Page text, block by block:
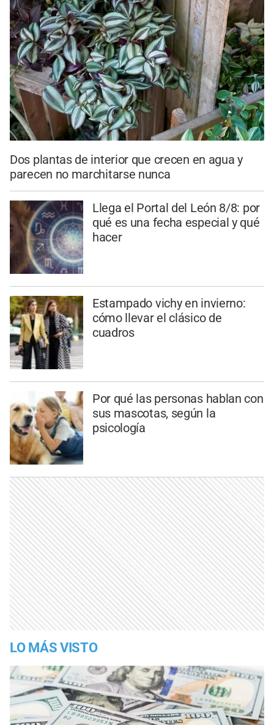
Dos plantas de interior que crecen en agua y
parecen no marchitarse nunca
Llega el Portal del León 8/8: por
qué es una fecha especial y qué
hacer
Estampado vichy en invierno:
cómo llevar el clásico de
cuadros
Por qué las personas hablan con
sus mascotas, según la
psicología
LO MÁS VISTO